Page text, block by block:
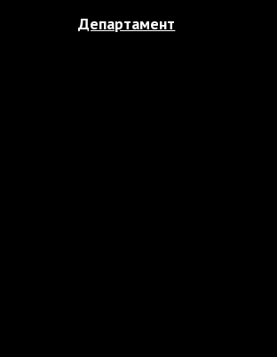
Департамент